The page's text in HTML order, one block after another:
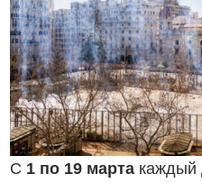
С 1 по 19 мартакаждый